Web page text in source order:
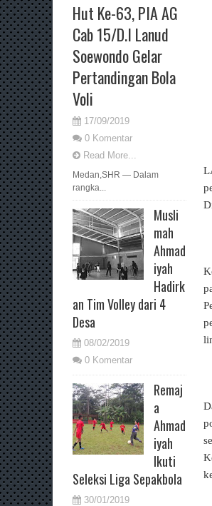
Hut Ke-63, PIA AG
Cab 15/D.I Lanud
Soewondo Gelar
Pertandingan Bola
Voli
17/09/2019
0 Komentar
Read More...
Medan,SHR — Dalam
rangka...
Musli
mah
Ahmad
iyah
Hadirk
an Tim Volley dari 4
Desa
08/02/2019
0 Komentar
Remaj
a
Ahmad
iyah
Ikuti
Seleksi Liga Sepakbola
30/01/2019